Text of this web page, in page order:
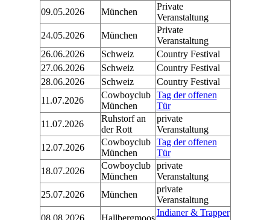
09.05.2026
München
Private
Veranstaltung
24.05.2026
München
Private
Veranstaltung
26.06.2026
Schweiz
Country Festival
27.06.2026
Schweiz
Country Festival
28.06.2026
Schweiz
Country Festival
11.07.2026
Cowboyclub
München
Tag der offenen
Tür
11.07.2026
Ruhstorf an
der Rott
private
Veranstaltung
12.07.2026
Cowboyclub
München
Tag der offenen
Tür
18.07.2026
Cowboyclub
München
private
Veranstaltung
25.07.2026
München
private
Veranstaltung
08.08.2026
Hallbergmoos
Indianer & Trapper